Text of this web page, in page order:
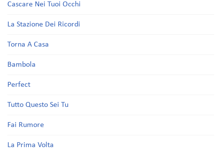
Cascare Nei Tuoi Occhi
La Stazione Dei Ricordi
Torna A Casa
Bambola
Perfect
Tutto Questo Sei Tu
Fai Rumore
La Prima Volta